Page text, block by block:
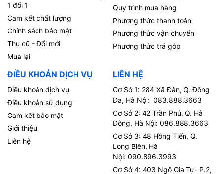
1 đổi 1
Cam kết chất lượng
Chính sách bảo mật
Thu cũ - Đổi mới
Mua lại
Quy trình mua hàng
Phương thức thanh toán
Phương thức vận chuyển
Phương thức trả góp
ĐIỀU KHOẢN DỊCH VỤ
Diều khoản dịch vụ
Điều khoản sử dụng
Cam kết bảo mật
Giới thiệu
Liên hệ
LIÊN HỆ
Cơ Sở 1: 284 Xã Đàn, Q. Đống
Đa, Hà Nội: 083.888.3663
Cơ Sở 2: 42 Trần Phú, Q. Hà
Đông, Hà Nội: 086.888.3663
Cơ Sở 3: 48 Hồng Tiến, Q.
Long Biên, Hà
Nội: 090.896.3993
Cơ Sở 4: 403 Ngô Gia Tự- P.2,